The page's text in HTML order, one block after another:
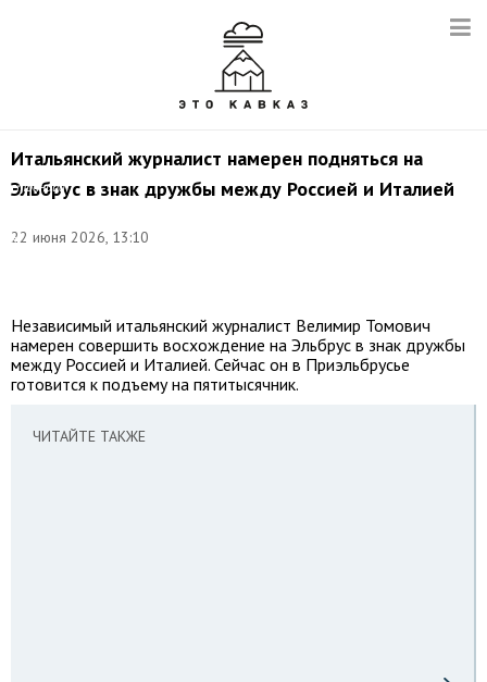
Итальянский журналист намерен подняться на
Эльбрус в знак дружбы между Россией и Италией
22 июня 2026, 13:10
©
страница
Велимира
в
Независимый итальянский журналист Велимир Томович
намерен совершить восхождение на Эльбрус в знак дружбы
между Россией и Италией. Сейчас он в Приэльбрусье
готовится к подъему на пятитысячник.
ЧИТАЙТЕ ТАКЖЕ